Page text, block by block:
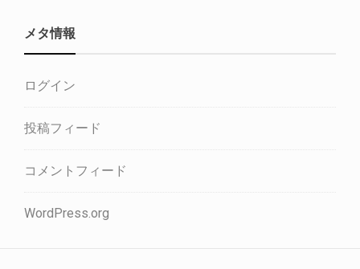
メタ情報
ログイン
投稿フィード
コメントフィード
WordPress.org